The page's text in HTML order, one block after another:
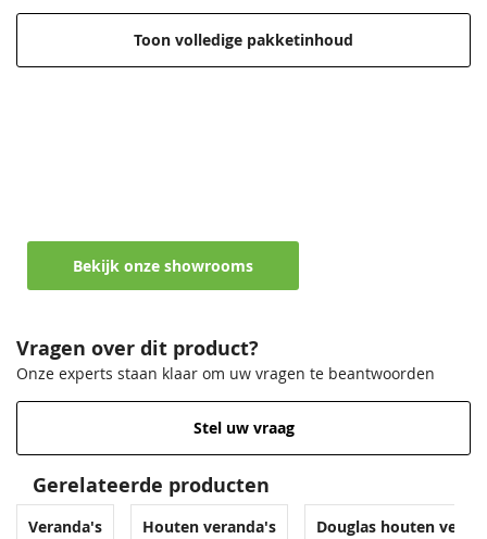
optioneel en los verkrijgbaar
Toon volledige pakketinhoud
Bekijk onze showrooms
Vragen over dit product?
Onze experts staan klaar om uw vragen te beantwoorden
Stel uw vraag
Gerelateerde producten
Veranda's Houten veranda's Douglas houten